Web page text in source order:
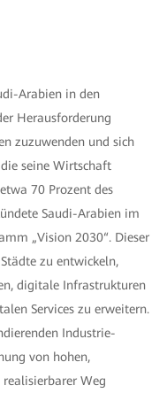
Arabien in den
Herausforderung
zuzuwenden und sich
seine Wirtschaft
70 Prozent des
Saudi-Arabien im
„Vision 2030“. Dieser
zu entwickeln,
digitale Infrastrukturen
Services zu erweitern.
Industrie-
von hohen,
Weg